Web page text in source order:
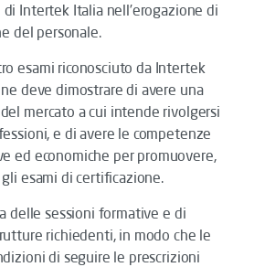
Intertek Italia nell’erogazione di
del personale.
esami riconosciuto da Intertek
deve dimostrare di avere una
mercato a cui intende rivolgersi
e di avere le competenze
ed economiche per promuovere,
esami di certificazione.
delle sessioni formative e di
richiedenti, in modo che le
di seguire le prescrizioni